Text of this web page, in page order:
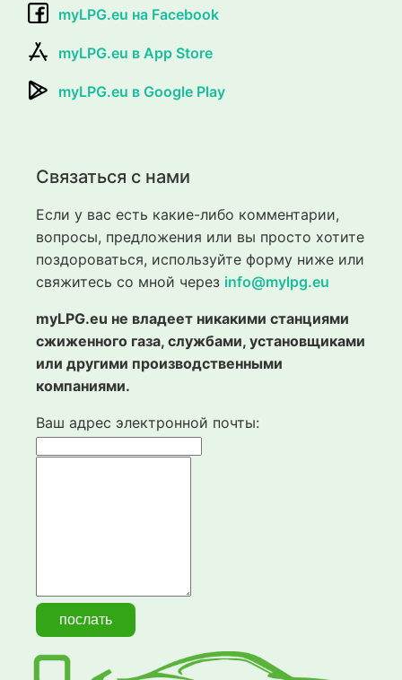
myLPG.eu на Facebook
myLPG.eu в App Store
myLPG.eu в Google Play
Связаться с нами
Если у вас есть какие-либо комментарии,
вопросы, предложения или вы просто хотите
поздороваться, используйте форму ниже или
свяжитесь со мной через info@mylpg.eu
myLPG.eu не владеет никакими станциями
сжиженного газа, службами, установщиками
или другими производственными
компаниями.
Ваш адрес электронной почты: